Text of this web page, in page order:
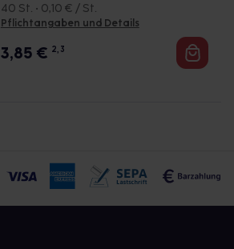
40 St. • 0,10 € / St.
Pflichtangaben und Details
3,85 € 2, 3